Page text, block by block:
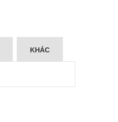
KHÁC